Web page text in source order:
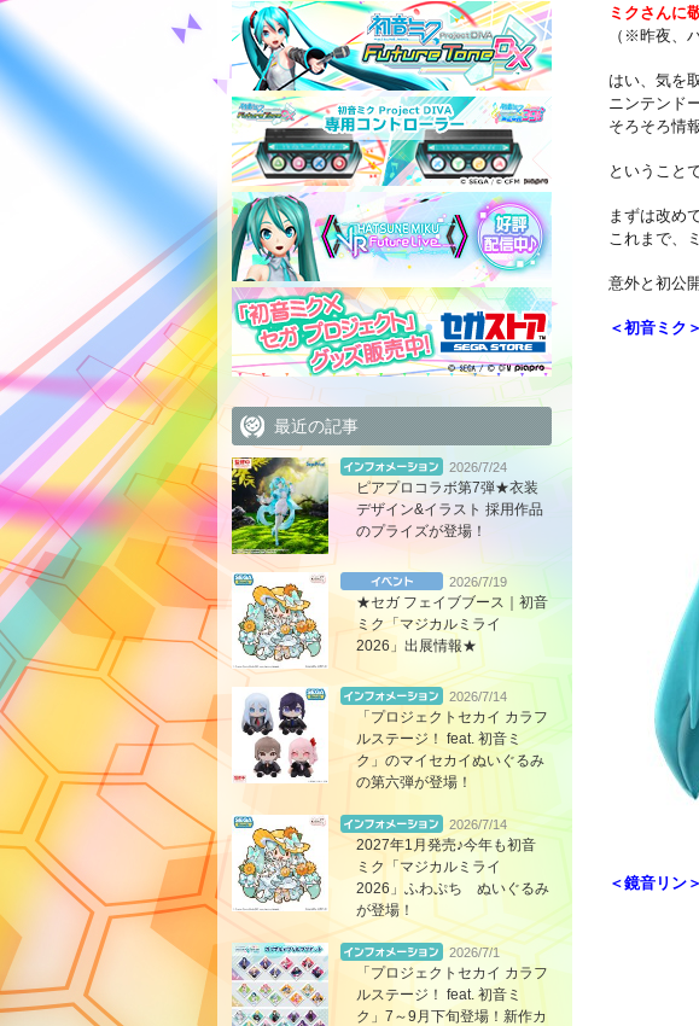
ミクさんに
（※昨夜、
はい、気を
ニンテンド
そろそろ情
ということ
まずは改め
これまで、
意外と初公
＜初音ミク＞
＜鏡音リン＞
最近の記事
2026/7/24
ピアプロコラボ第7弾★衣装
デザイン&イラスト 採用作品
のプライズが登場！
2026/7/19
★セガ フェイブブース｜初音
ミク「マジカルミライ
2026」出展情報★
2026/7/14
「プロジェクトセカイ カラフ
ルステージ！ feat. 初音ミ
ク」のマイセカイぬいぐるみ
の第六弾が登場！
2026/7/14
2027年1月発売♪今年も初音
ミク「マジカルミライ
2026」ふわぷち ぬいぐるみ
が登場！
2026/7/1
「プロジェクトセカイ カラフ
ルステージ！ feat. 初音ミ
ク」7～9月下旬登場！新作カ